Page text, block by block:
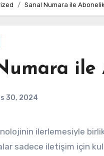
Sanal Numara ile
30, 2024
sadece iletişim için